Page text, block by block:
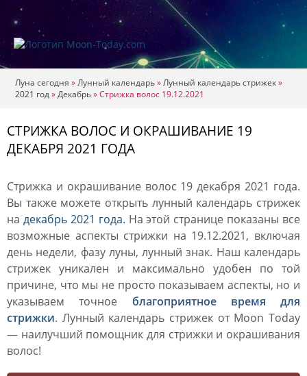
Луна сегодня »Лунный календарь»Лунный календарь стрижек»
2021 год»Декабрь»Стрижка волос 19.12.2021
СТРИЖКА ВОЛОС И ОКРАШИВАНИЕ 19
ДЕКАБРЯ 2021 ГОДА
Стрижка и окрашивание волос 19 декабря 2021 года.
Вы также можете открыть лунный календарь стрижек
на декабрь 2021 года. На этой странице показаны все
возможные аспекты стрижки на 19.12.2021, включая
день недели, фазу луны, лунный знак. Наш календарь
стрижек уникален и максимально удобен по той
причине, что мы не просто показываем аспекты, но и
указываем точное благоприятное время для
стрижки. Лунный календарь стрижек от Moon Today
— наилучший помощник для стрижки и окрашивания
волос!